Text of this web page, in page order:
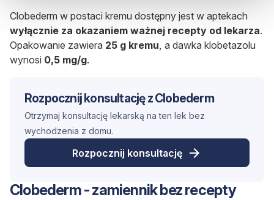
Clobederm w postaci kremu dostępny jest w aptekach
wyłącznie za okazaniem ważnej recepty od lekarza.
Opakowanie zawiera 25 g kremu, a dawka klobetazolu
wynosi 0,5 mg/g.
Rozpocznij konsultację z Clobederm
Otrzymaj konsultację lekarską na ten lek bez
wychodzenia z domu.
Rozpocznij konsultację
Clobederm - zamiennik bez recepty